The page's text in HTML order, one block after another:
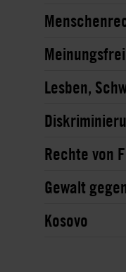
Lesben,
Rechte von
Gewalt
Kosovo